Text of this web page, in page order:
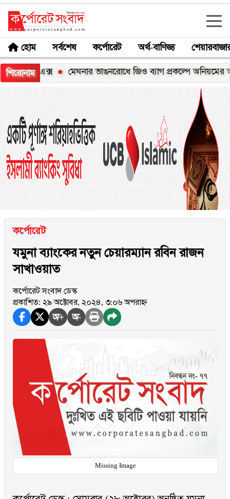
হোম সর্বশেষ কর্পোরেট অর্থ-বাণিজ্য
শিরোনামমেঘনার ভাঙনরোধে জিও ব্যাগ প্রকল্পে অনিয়মের অভিযোগ,
কর্পোরেট
যমুনা ব্যাংকের নতুন চেয়ারম্যান রবিন রাজন
সাখাওয়াত
কর্পোরেট সংবাদ ডেস্ক
প্রকাশিত: ২৯ অক্টোবর, ২০২৪, ৩:০৬ অপরাহ্ন
অ+ অ-
Missing Image